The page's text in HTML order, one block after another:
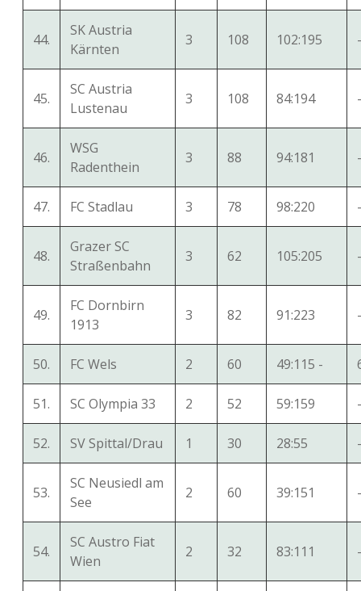
44.
SK Austria
Kärnten
3 108 102:195
45.
SC Austria
Lustenau
3 108 84:194
46.
WSG
Radenthein
3 88 94:181
47. FC Stadlau 3 78 98:220
48.
Grazer SC
Straßenbahn
3 62 105:205
49.
FC Dornbirn
1913
3 82 91:223
50. FC Wels 2 60 49:115 -
51. SC Olympia 33 2 52 59:159
52. SV Spittal/Drau 1 30 28:55
53.
SC Neusiedl am
See
2 60 39:151
54.
SC Austro Fiat
Wien
2 32 83:111